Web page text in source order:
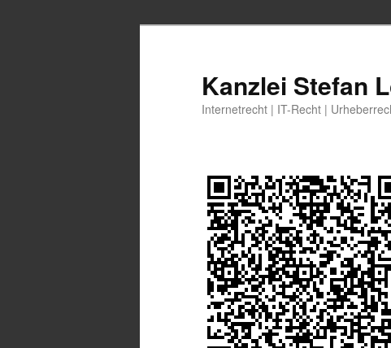
Kanzlei Stefan
Internetrecht | IT-Recht |